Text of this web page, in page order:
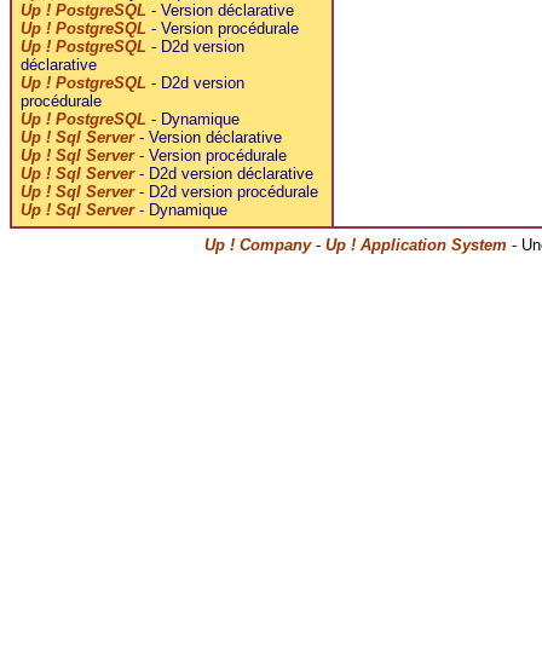
Up ! PostgreSQL - Version déclarative
Up ! PostgreSQL - Version procédurale
Up ! PostgreSQL - D2d version
déclarative
Up ! PostgreSQL - D2d version
procédurale
Up ! PostgreSQL - Dynamique
Up ! Sql Server- Version déclarative
Up ! Sql Server- Version procédurale
Up ! Sql Server- D2d version déclarative
Up ! Sql Server- D2d version procédurale
Up ! Sql Server- Dynamique
Up ! Company- Up ! Application System -